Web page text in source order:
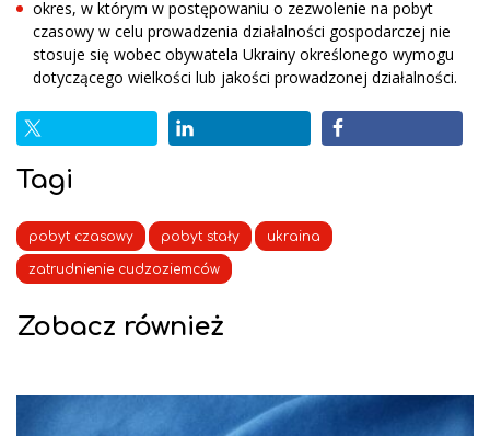
okres, w którym w postępowaniu o zezwolenie na pobyt
czasowy w celu prowadzenia działalności gospodarczej nie
stosuje się wobec obywatela Ukrainy określonego wymogu
dotyczącego wielkości lub jakości prowadzonej działalności.
Tagi
pobyt czasowy pobyt stały ukraina
zatrudnienie cudzoziemców
Zobacz również